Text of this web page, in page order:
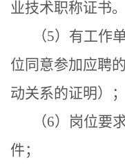
业技术职称证书。
（5） 有工作
位同意参加应聘
动关系的证明）；
（6）岗位要
件；